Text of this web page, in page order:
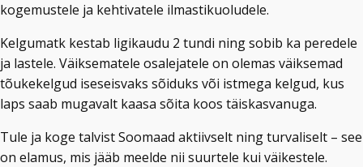
kogemustele ja kehtivatele ilmastikuoludele.
Kelgumatk kestab ligikaudu 2 tundi ning sobib ka peredele
ja lastele. Väiksematele osalejatele on olemas väiksemad
tõukekelgud iseseisvaks sõiduks või istmega kelgud, kus
laps saab mugavalt kaasa sõita koos täiskasvanuga.
Tule ja koge talvist Soomaad aktiivselt ning turvaliselt – see
on elamus, mis jääb meelde nii suurtele kui väikestele.